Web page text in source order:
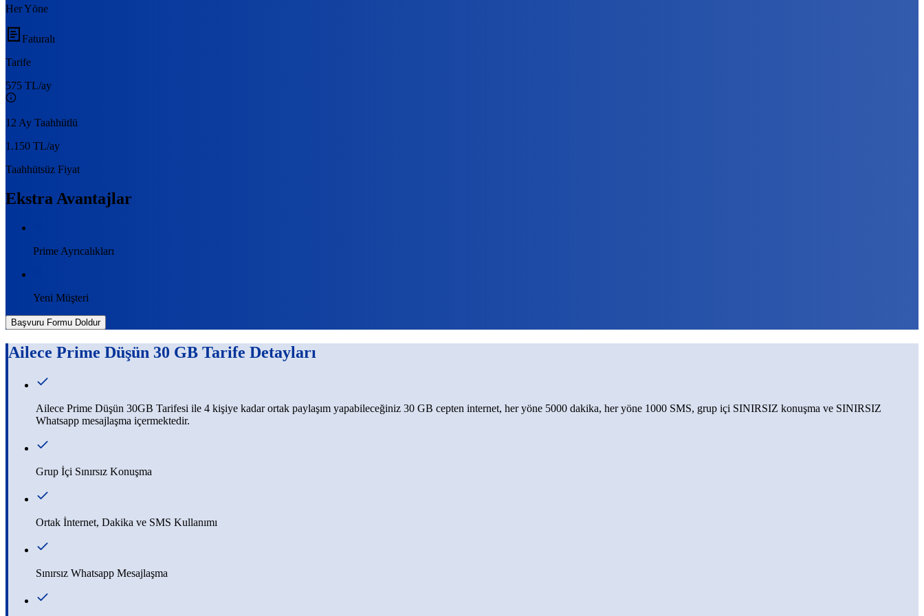
Her Yöne
Faturalı
Tarife
575 TL/ay
12 Ay Taahhütlü
1.150 TL/ay
Taahhütsüz Fiyat
Ekstra Avantajlar
Prime Ayrıcalıkları
Yeni Müşteri
Başvuru Formu Doldur
Ailece Prime Düşün 30 GB Tarife Detayları
​​Ailece Prime Düşün 30GB Tarifesi ile 4 kişiye kadar ortak paylaşım yapabileceğiniz 30 GB cepten internet, her yöne 5000 dakika, her yöne 1000 SMS, grup içi SINIRSIZ konuşma ve SINIRSIZ
Whatsapp mesajlaşma içermektedir.​
Grup İçi Sınırsız Konuşma
Ortak İnternet, Dakika ve SMS Kullanımı
Sınırsız Whatsapp Mesajlaşma